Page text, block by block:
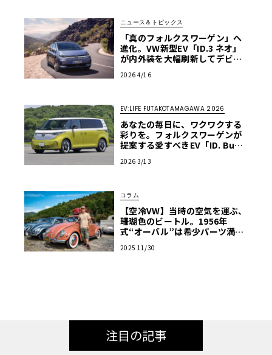
ニュース＆トピックス
「真のフォルクスワーゲン」へ
進化。VW新型EV「ID.3 ネオ」
が内外装を大幅刷新してデビュ
2026 4/16
EV:LIFE FUTAKOTAMAGAWA 2026
あなたの毎日に、ワクワクする
彩りを。フォルクスワーゲンが
提案する愛すべきEV「ID. Buz
AWA 2026】
2026 3/13
コラム
【空冷VW】当時の空気を運ぶ、
珊瑚色のビートル。1956年
式“オーバル”は希少パーツ満
【愛車群像】
2025 11/30
注目の記事